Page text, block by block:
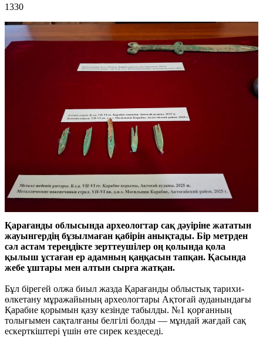
1330
Қарағанды облысында археологтар сақ дәуіріне жататын
жауынгердің бұзылмаған қабірін анықтады. Бір метрден
сәл астам тереңдікте зерттеушілер оң қолында қола
қылыш ұстаған ер адамның қаңқасын тапқан. Қасында
жебе ұштары мен алтын сырға жатқан.
Бұл бірегей олжа биыл жазда Қарағанды облыстық тарихи-
өлкетану мұражайының археологтары Ақтоғай ауданындағы
Қарабие қорымын қазу кезінде табылды. №1 қорғанның
толығымен сақталғаны белгілі болды — мұндай жағдай сақ
ескерткіштері үшін өте сирек кездеседі.